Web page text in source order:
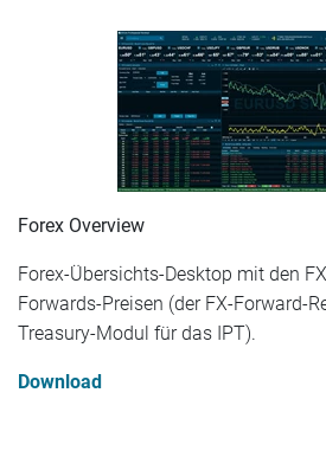
Forex Overview
Forex-Übersichts-Desktop mit den
Forwards-Preisen (der FX-Forward-
Treasury-Modul für das IPT).
Download